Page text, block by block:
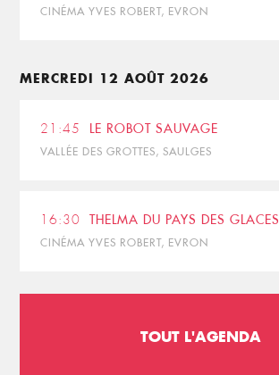
CINÉMA YVES ROBERT, EVRON
MERCREDI 12 AOÛT 2026
21:45 LE ROBOT SAUVAGE
VALLÉE DES GROTTES, SAULGES
16:30 THELMA DU PAYS DES GLACES
CINÉMA YVES ROBERT, EVRON
TOUT L'AGENDA